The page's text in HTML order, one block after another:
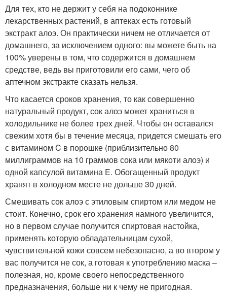
Для тех, кто не держит у себя на подоконнике
лекарственных растений, в аптеках есть готовый
экстракт алоэ. Он практически ничем не отличается от
домашнего, за исключением одного: вы можете быть на
100% уверены в том, что содержится в домашнем
средстве, ведь вы приготовили его сами, чего об
аптечном экстракте сказать нельзя.
Что касается сроков хранения, то как совершенно
натуральный продукт, сок алоэ может храниться в
холодильнике не более трех дней. Чтобы он оставался
свежим хотя бы в течение месяца, придется смешать его
с витамином C в порошке (приблизительно 80
миллиграммов на 10 граммов сока или мякоти алоэ) и
одной капсулой витамина E. Обогащенный продукт
хранят в холодном месте не дольше 30 дней.
Смешивать сок алоэ с этиловым спиртом или медом не
стоит. Конечно, срок его хранения намного увеличится,
но в первом случае получится спиртовая настойка,
применять которую обладательницам сухой,
чувствительной кожи совсем небезопасно, а во втором у
вас получится не сок, а готовая к употреблению маска –
полезная, но, кроме своего непосредственного
предназначения, больше ни к чему не пригодная.